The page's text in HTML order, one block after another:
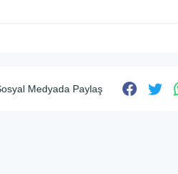
Medyada Paylaş